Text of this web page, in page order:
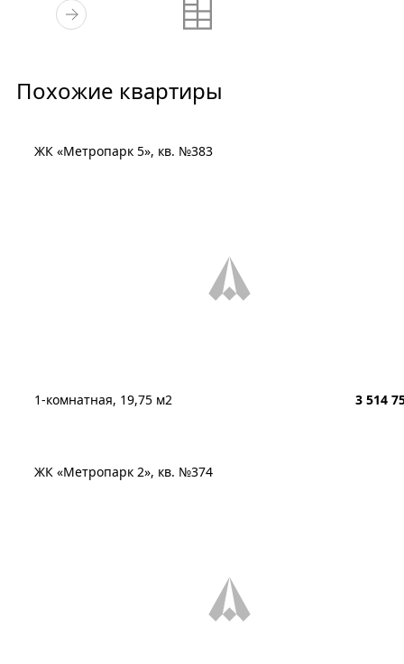
Похожие квартиры
ЖК «Метропарк 5», кв. №383
1-комнатная, 19,75 м2 3 514
ЖК «Метропарк 2», кв. №374